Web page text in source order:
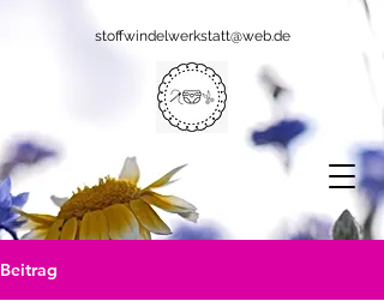
stoffwindelwerkstatt@web.de
Beitrag